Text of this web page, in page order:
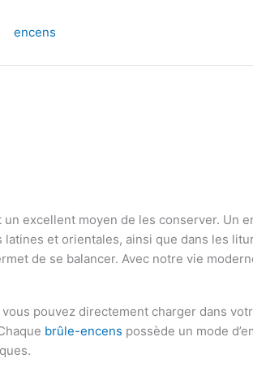
encens
excellent moyen de les conserver. Un
et orientales, ainsi que dans les
de se balancer. Avec notre vie
vous pouvez directement charger dans
brûle-encens possède un mode